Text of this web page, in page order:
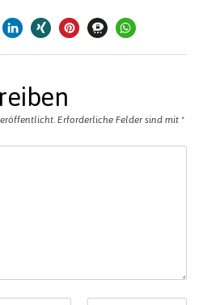
Erforderliche Felder sind mit *